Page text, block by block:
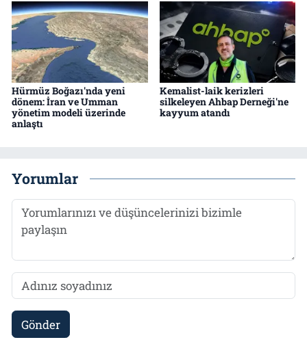
Hürmüz Boğazı'nda yeni
dönem: İran ve Umman
yönetim modeli üzerinde
anlaştı
Kemalist-laik kerizleri
silkeleyen Ahbap Derneği'ne
kayyum atandı
Yorumlar
Gönder